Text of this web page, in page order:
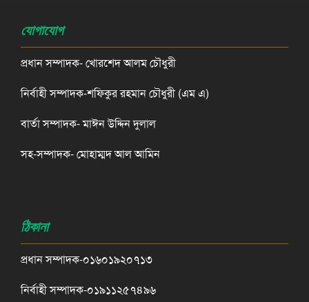
যোগাযোগ
প্রধান সম্পাদক- খোরশেদ আলম চৌধুরী
নির্বাহী সম্পাদক-শফিকুর রহমান চৌধুরী (এম এ)
বার্তা সম্পাদক- মাঈন উদ্দিন দুলাল
সহ-সম্পাদক- মোহাম্মদ আল আমিন
ঠিকানা
প্রধান সম্পাদক-০১৬০১৯২০৭১৩
নির্বাহী সম্পাদক-০১৯১১২৫৭৪৯৬